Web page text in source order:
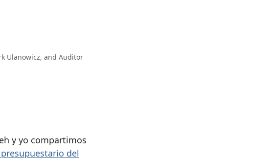
Ulanowicz, and Auditor
y yo compartimos
del